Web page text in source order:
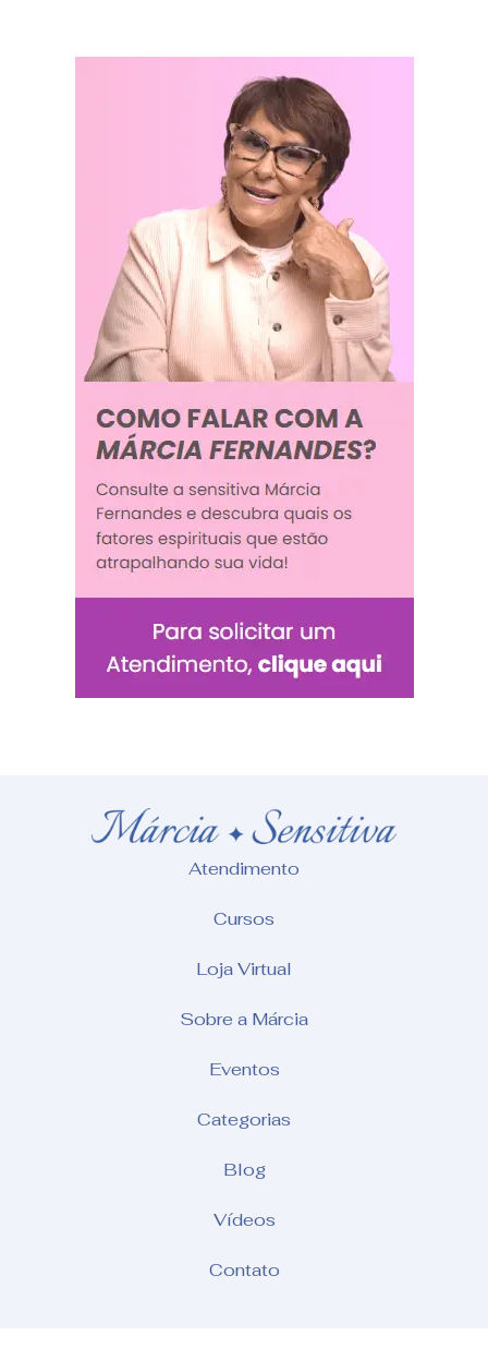
Atendimento
Cursos
Loja Virtual
Sobre a Márcia
Eventos
Categorias
Blog
Vídeos
Contato